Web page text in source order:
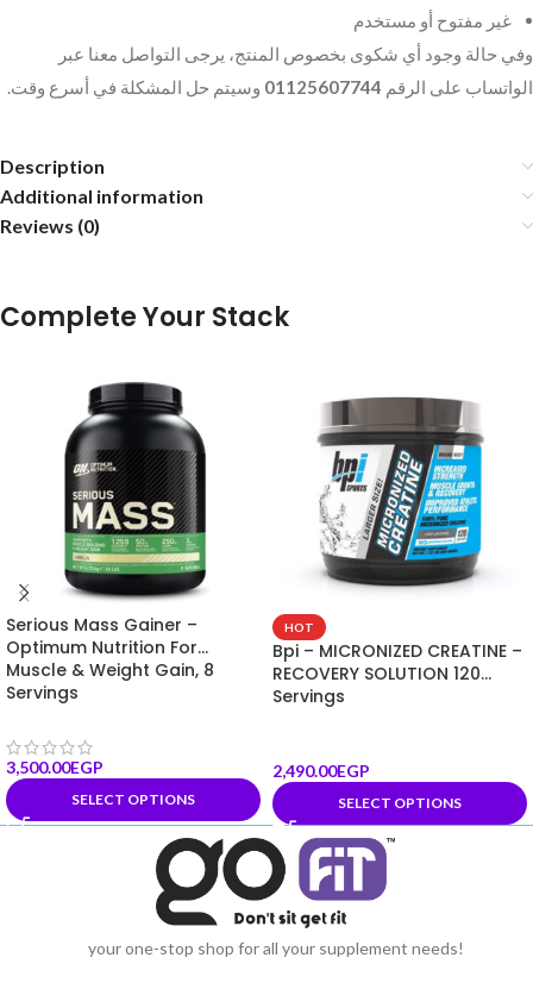
غير مفتوح أو مستخدم
وفي حالة وجود أي شكوى بخصوص المنتج، يرجى التواصل معنا عبر
الواتساب على الرقم 01125607744 وسيتم حل المشكلة في أسرع وقت.
Description
Additional information
Reviews (0)
Serious Mass Gainer –
Optimum Nutrition For
Muscle & Weight Gain, 8
Servings
3,500.00EGP
SELECT OPTIONS
HOT
Bpi – MICRONIZED CREATINE –
RECOVERY SOLUTION 120
Servings
2,490.00EGP
SELECT OPTIONS
your one-stop shop for all your supplement needs!